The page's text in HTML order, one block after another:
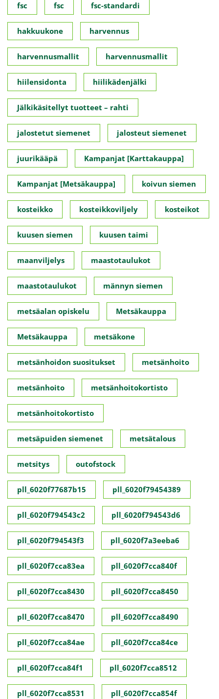
fsc fsc fsc-standardi
hakkuukone harvennus
harvennusmallit harvennusmallit
hiilensidonta hiilikädenjälki
Jälkikäsitellyt tuotteet – rahti
jalostetut siemenet jalosteut siemenet
juurikääpä Kampanjat [Karttakauppa]
Kampanjat [Metsäkauppa] koivun siemen
kosteikko kosteikkoviljely kosteikot
kuusen siemen kuusen taimi
maanviljelys maastotaulukot
maastotaulukot männyn siemen
metsäalan opiskelu Metsäkauppa
Metsäkauppa metsäkone
metsänhoidon suositukset metsänhoito
metsänhoito metsänhoitokortisto
metsänhoitokortisto
metsäpuiden siemenet metsätalous
metsitys outofstock
pll_6020f77687b15 pll_6020f79454389
pll_6020f794543c2 pll_6020f794543d6
pll_6020f794543f3 pll_6020f7a3eeba6
pll_6020f7cca83ea pll_6020f7cca840f
pll_6020f7cca8430 pll_6020f7cca8450
pll_6020f7cca8470 pll_6020f7cca8490
pll_6020f7cca84ae pll_6020f7cca84ce
pll_6020f7cca84f1 pll_6020f7cca8512
pll_6020f7cca8531 pll_6020f7cca854f